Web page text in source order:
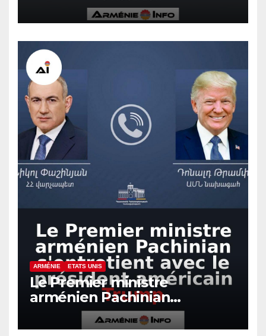
ARMÉNIE ETATS UNIS
Le Premier ministre
arménien Pachinian
s’entretient avec le président
américain Trump